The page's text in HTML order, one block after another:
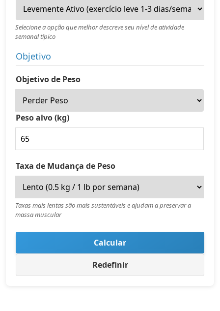
Selecione a opção que melhor descreve seu nível de atividade
semanal típico
Objetivo
Objetivo de Peso
Peso alvo (kg)
Taxa de Mudança de Peso
Taxas mais lentas são mais sustentáveis e ajudam a preservar a
massa muscular
Calcular
Redefinir